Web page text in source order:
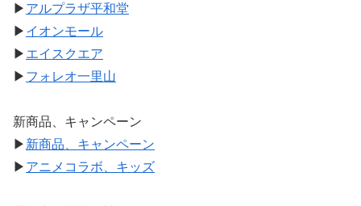
▶ アルプラザ平和堂
▶ イオンモール
▶ エイスクエア
▶ フォレオ一里山
新商品、キャンペーン
▶ 新商品、キャンペーン
▶ アニメコラボ、キッズ